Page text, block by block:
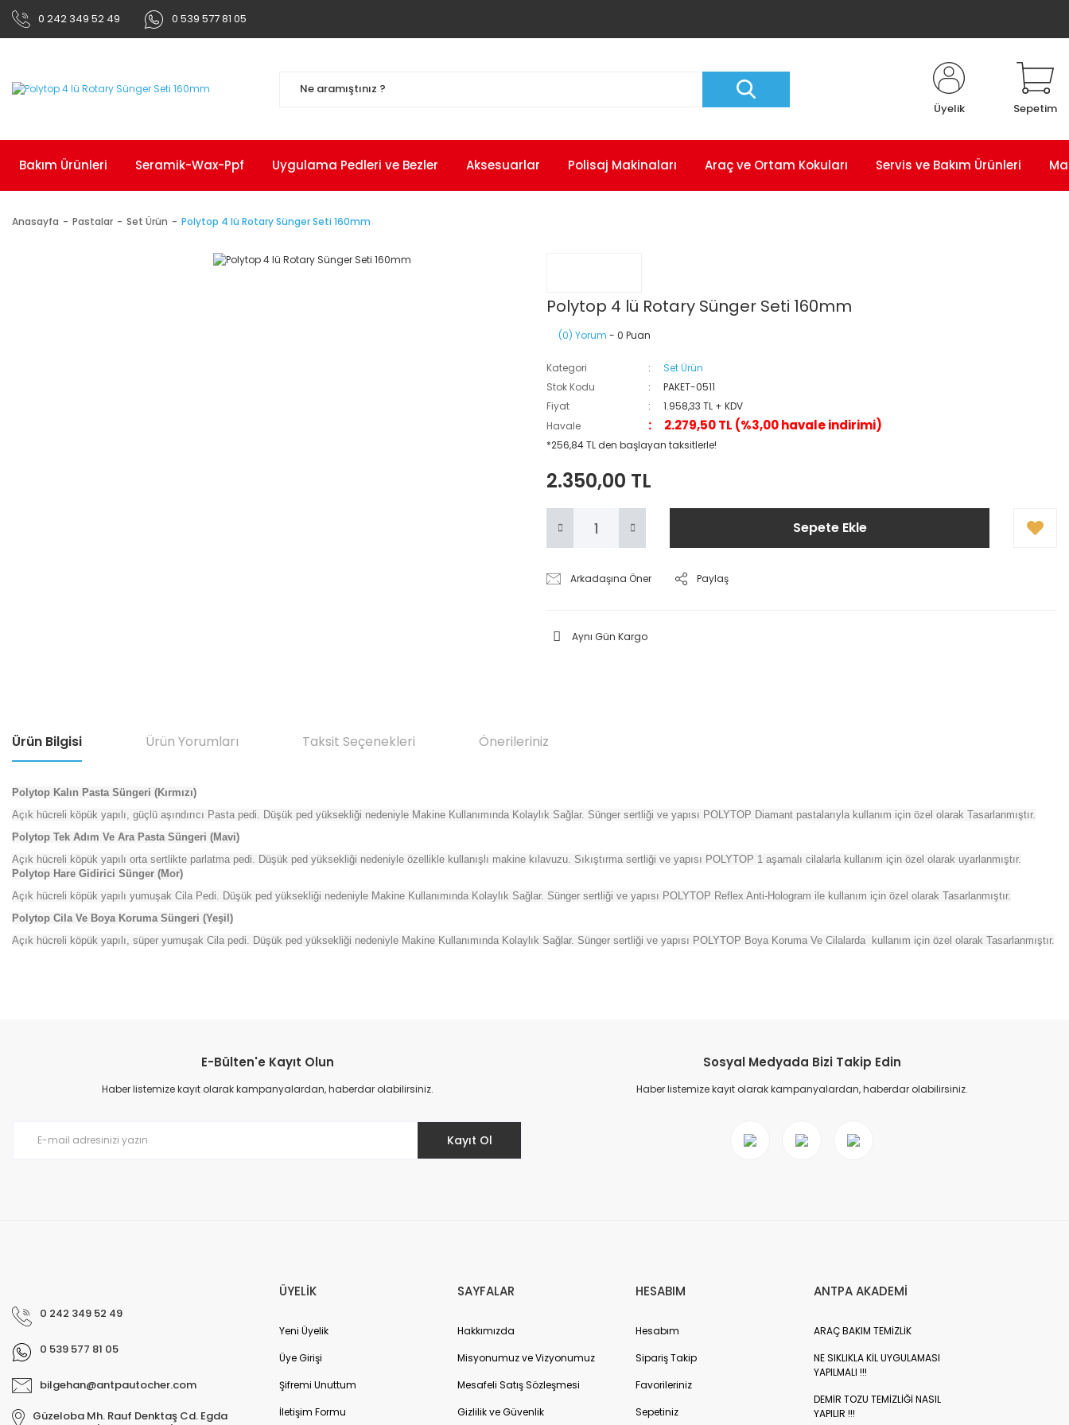
0 242 349 52 49 0 539 577 81 05
Üyelik Sepetim
Bakım Ürünleri Seramik-Wax-Ppf Uygulama Pedleri ve Bezler Aksesuarlar Polisaj Makinaları Araç ve Ortam Kokuları Servis ve Bakım Ürünleri
Anasayfa Pastalar Set Ürün Polytop 4 lü Rotary Sünger Seti 160mm
Polytop 4 lü Rotary Sünger Seti 160mm
(0) Yorum - 0 Puan
Kategori
Set Ürün
Stok Kodu
PAKET-0511
Fiyat
1.958,33 TL + KDV
Havale
2.279,50 TL (%3,00 havale indirimi)
*256,84 TL den başlayan taksitlerle!
2.350,00 TL
Sepete Ekle
Arkadaşına Öner Paylaş
Aynı Gün Kargo
Ürün Bilgisi Ürün Yorumları Taksit Seçenekleri Önerileriniz
Polytop Kalın Pasta Süngeri (Kırmızı)
Açık hücreli köpük yapılı, güçlü aşındırıcı Pasta pedi. Düşük ped yüksekliği nedeniyle Makine Kullanımında Kolaylık Sağlar. Sünger sertliği ve yapısı POLYTOP Diamant pastalarıyla kullanım için özel olarak Tasarlanmıştır.
Polytop Tek Adım Ve Ara Pasta Süngeri (Mavi)
Açık hücreli köpük yapılı orta sertlikte parlatma pedi. Düşük ped yüksekliği nedeniyle özellikle kullanışlı makine kılavuzu. Sıkıştırma sertliği ve yapısı POLYTOP 1 aşamalı cilalarla kullanım için özel olarak uyarlanmıştır.
Polytop Hare Gidirici Sünger (Mor)
Açık hücreli köpük yapılı yumuşak Cila Pedi. Düşük ped yüksekliği nedeniyle Makine Kullanımında Kolaylık Sağlar. Sünger sertliği ve yapısı POLYTOP Reflex Anti-Hologram ile kullanım için özel olarak Tasarlanmıştır.
Polytop Cila Ve Boya Koruma Süngeri (Yeşil)
Açık hücreli köpük yapılı, süper yumuşak Cila pedi. Düşük ped yüksekliği nedeniyle Makine Kullanımında Kolaylık Sağlar. Sünger sertliği ve yapısı POLYTOP Boya Koruma Ve Cilalarda kullanım için özel olarak Tasarlanmıştır.
Ürün resmi kalitesiz, bozuk veya görüntülenemiyor.
Ürün açıklamasında eksik bilgiler bulunuyor.
E-Bülten'e Kayıt Olun
Haber listemize kayıt olarak kampanyalardan, haberdar olabilirsiniz.
Kayıt Ol
Sosyal Medyada Bizi Takip Edin
Haber listemize kayıt olarak kampanyalardan, haberdar olabilirsiniz.
0 242 349 52 49
0 539 577 81 05
bilgehan@antpautocher.com
Güzeloba Mh. Rauf Denktaş Cd. Egda
ÜYELİK
Yeni Üyelik
Üye Girişi
Şifremi Unuttum
İletişim Formu
SAYFALAR
Hakkımızda
Misyonumuz ve Vizyonumuz
Mesafeli Satış Sözleşmesi
Gizlilik ve Güvenlik
HESABIM
Hesabım
Sipariş Takip
Favorileriniz
Sepetiniz
ANTPA AKADEMİ
ARAÇ BAKIM TEMİZLİK
NE SIKLIKLA KİL UYGULAMASI
YAPILMALI !!!
DEMİR TOZU TEMİZLİĞİ NASIL
YAPILIR !!!